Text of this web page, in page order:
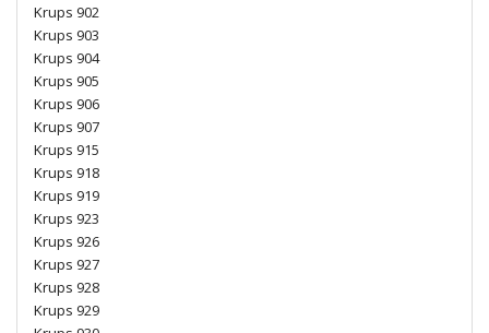
Krups 902
Krups 903
Krups 904
Krups 905
Krups 906
Krups 907
Krups 915
Krups 918
Krups 919
Krups 923
Krups 926
Krups 927
Krups 928
Krups 929